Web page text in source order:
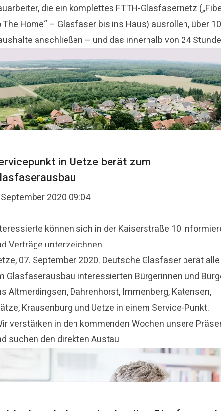
die ein komplettes FTTH-Glasfasernetz
The Home“ – Glasfaser bis ins Haus) ausrollen, über
anschließen – und das innerhalb von 24
in Uetze berät zum
2020 09:04
können sich in der Kaiserstraße 10
Verträge unterzeichnen
07. September 2020. Deutsche Glasfaser berät alle
Glasfaserausbau interessierten Bürgerinnen und
Altmerdingsen, Dahrenhorst, Immenberg, Katensen,
Krausenburg und Uetze in einem Service-Punkt.
verstärken in den kommenden Wochen unsere
suchen den direkten Austau